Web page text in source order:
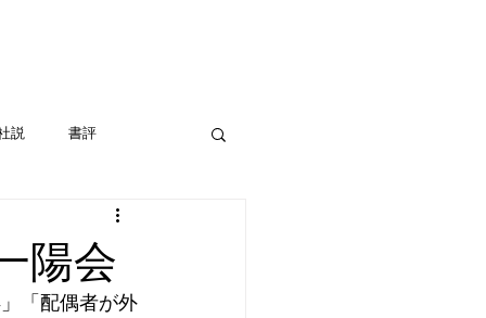
説 書評
陽会
「配偶者が外